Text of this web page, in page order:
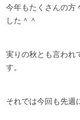
今年もたくさんの方
した＾＾
実りの秋とも言われ
す。
それでは今回も先週